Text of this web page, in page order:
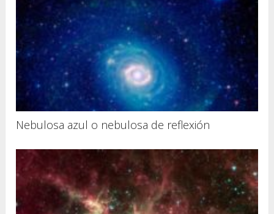
Nebulosa azul o nebulosa de reflexión